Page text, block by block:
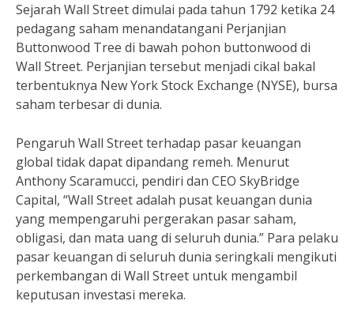
Sejarah Wall Street dimulai pada tahun 1792 ketika 24
pedagang saham menandatangani Perjanjian
Buttonwood Tree di bawah pohon buttonwood di
Wall Street. Perjanjian tersebut menjadi cikal bakal
terbentuknya New York Stock Exchange (NYSE), bursa
saham terbesar di dunia.
Pengaruh Wall Street terhadap pasar keuangan
global tidak dapat dipandang remeh. Menurut
Anthony Scaramucci, pendiri dan CEO SkyBridge
Capital, “Wall Street adalah pusat keuangan dunia
yang mempengaruhi pergerakan pasar saham,
obligasi, dan mata uang di seluruh dunia.” Para pelaku
pasar keuangan di seluruh dunia seringkali mengikuti
perkembangan di Wall Street untuk mengambil
keputusan investasi mereka.